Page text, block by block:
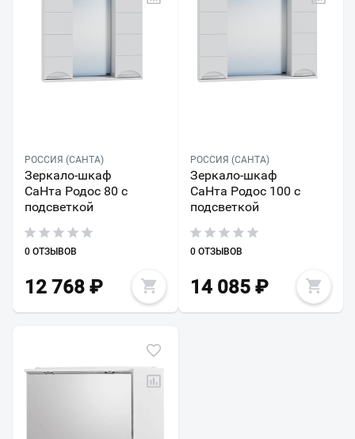
РОССИЯ (САНТА)
Зеркало-шкаф
СаНта Родос 80 с
подсветкой
0 ОТЗЫВОВ
12 768 ₽
РОССИЯ (САНТА)
Зеркало-шкаф
СаНта Родос 100 с
подсветкой
0 ОТЗЫВОВ
14 085₽